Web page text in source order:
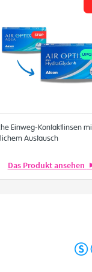
Einweg-Kontaktlinsen
Austausch
Das Produkt ansehen